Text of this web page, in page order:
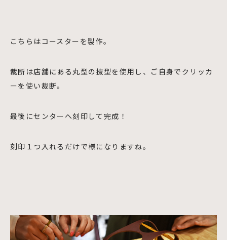
こちらはコースターを製作。
裁断は店舗にある丸型の抜型を使用し、ご自身でクリッカ
ーを使い裁断。
最後にセンターへ刻印して完成！
刻印１つ入れるだけで様になりますね。